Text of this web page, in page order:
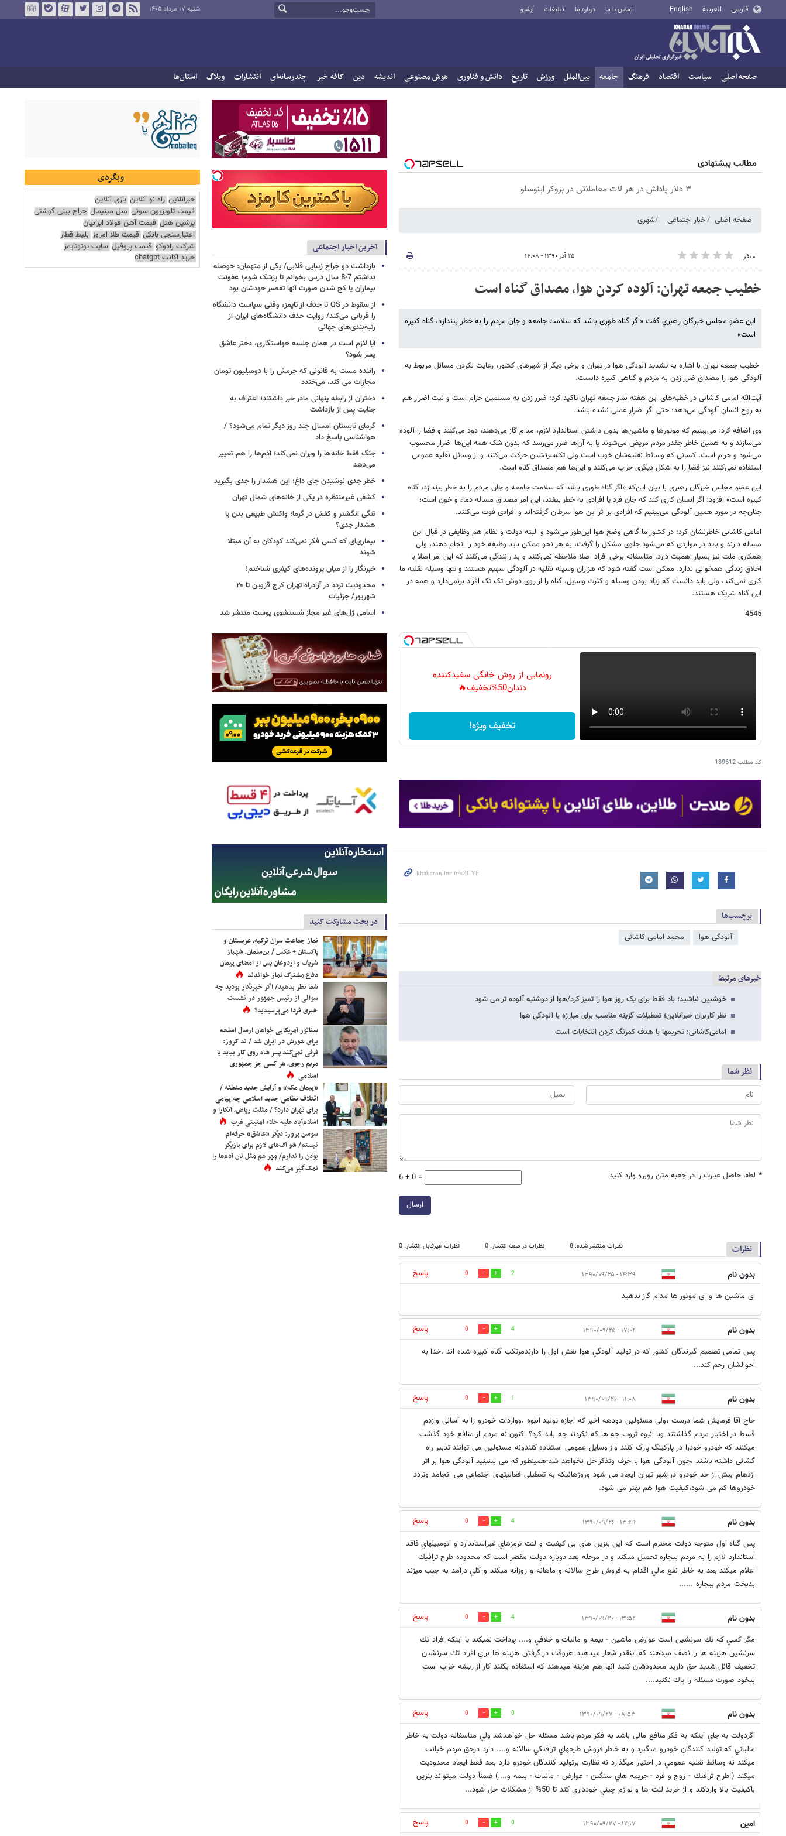
فارسی العربية English تماس با ما درباره ما تبلیغات آرشیو شنبه ۱۷ مرداد ۱۴۰۵
صفحه اصلی سیاست اقتصاد فرهنگ جامعه بین‌الملل ورزش تاریخ دانش و فناوری هوش مصنوعی اندیشه دین کافه خبر چندرسانه‌ای انتشارات وبلاگ استان‌ها
مطالب پیشنهادی
۳ دلار پاداش در هر لات معاملاتی در بروکر اینوسلو
صفحه اصلی اخبار اجتماعی شهری
۰ نفر ۲۵ آذر ۱۳۹۰ - ۱۴:۰۸
خطیب جمعه تهران: آلوده کردن هوا، مصداق گناه است
این عضو مجلس خبرگان رهبری گفت «اگر گناه طوری باشد که سلامت جامعه و جان مردم را به خطر بیندازد، گناه کبیره
است»
خطیب جمعه تهران با اشاره به تشدید آلودگی هوا در تهران و برخی دیگر از شهرهای کشور، رعایت نکردن مسائل مربوط به
آلودگی هوا را مصداق ضرر زدن به مردم و گناهی کبیره دانست.
آیت‌الله امامی کاشانی در خطبه‌های این هفته نماز جمعه تهران تاکید کرد: ضرر زدن به مسلمین حرام است و نیت اضرار هم
به روح انسان آلودگی می‌دهد؛ حتی اگر اضرار عملی نشده باشد.
وی اضافه کرد: می‌بینیم که موتورها و ماشین‌ها بدون داشتن استاندارد لازم، مدام گاز می‌دهند، دود می‌کنند و فضا را آلوده
می‌سازند و به همین خاطر چقدر مردم مریض می‌شوند یا به آن‌ها ضرر می‌رسد که بدون شک همه این‌ها اضرار محسوب
می‌شود و حرام است. کسانی که وسائط نقلیه‌شان خوب است ولی تک‌سرنشین حرکت می‌کنند و از وسائل نقلیه عمومی
استفاده نمی‌کنند نیز فضا را به شکل دیگری خراب می‌کنند و این‌ها هم مصداق گناه است.
این عضو مجلس خبرگان رهبری با بیان این‌که «اگر گناه طوری باشد که سلامت جامعه و جان مردم را به خطر بیندازد، گناه
کبیره است» افزود: اگر انسان کاری کند که جان فرد یا افرادی به خطر بیفتد، این امر مصداق مساله دماء و خون است؛
چنان‌چه در مورد همین آلودگی می‌بینیم که افرادی بر اثر این هوا سرطان گرفته‌اند و افرادی فوت می‌کنند.
امامی کاشانی خاطرنشان کرد: در کشور ما گاهی وضع هوا این‌طور می‌شود و البته دولت و نظام هم وظایفی در قبال این
مساله دارند و باید در مواردی که می‌شود جلوی مشکل را گرفت، به هر نحو ممکن باید وظیفه‌ خود را انجام دهند، ولی
همکاری ملت نیز بسیار اهمیت دارد. متاسفانه برخی افراد اصلا ملاحظه نمی‌کنند و بد رانندگی می‌کنند که این امر اصلا با
اخلاق زندگی همخوانی ندارد. ممکن است گفته شود که هزاران وسیله نقلیه در آلودگی سهیم هستند و تنها وسیله‌ نقلیه ما
کاری نمی‌کند، ولی باید دانست که زیاد بودن وسیله و کثرت وسایل، گناه را از روی دوش تک تک افراد برنمی‌دارد و همه در
این گناه شریک هستند.
4545
رونمایی از روش خانگی سفیدکننده
دندان50%تخفیف🔥
تخفیف ویژه!
کد مطلب189612
برچسب‌ها
آلودگی هوا محمد امامی کاشانی
خبرهای مرتبط
خوشبین نباشید؛ باد فقط برای یک روز هوا را تمیز کرد/هوا از دوشنبه آلوده تر می شود
نظر کاربران خبرآنلاین؛ تعطیلات گزینه مناسب برای مبارزه با آلودگی هوا
امامی‌کاشانی: تحریم​ها با هدف کمرنگ کردن انتخابات است
نظر شما
* لطفا حاصل عبارت را در جعبه متن روبرو وارد کنید 6 + 0 =
ارسال
نظرات نظرات منتشر شده: 8 نظرات در صف انتشار: 0 نظرات غیرقابل انتشار: 0
بدون نام ۱۴:۳۹ - ۱۳۹۰/۰۹/۲۵ 2
0
پاسخ
ای ماشین ها و ای موتور ها مدام گاز ندهید
بدون نام ۱۷:۰۴ - ۱۳۹۰/۰۹/۲۵ 4
0
پاسخ
پس تمامي تصميم گيرندگان کشور که در توليد آلودگي هوا نقش اول را دارندمرتکب گناه کبيره شده اند .خدا به
احوالشان رحم کند...
بدون نام ۱۱:۰۸ - ۱۳۹۰/۰۹/۲۶ 1
0
پاسخ
حاج آقا فرمایش شما درست ،ولی مسئولین دودهه اخیر که اجازه تولید انبوه ،وواردات خودرو را به آسانی وازدم
قسط در اختیار مردم گذاشتند وبا انبوه ثروت چه ها که نکردند چه باید کرد؟ اکنون نه مردم از منافع خود گذشت
میکنند که خودرو خودرا در پارکینگ پارک کنند واز وسایل عمومی استفاده کنندونه مسئولین می توانند تدبیر راه
گشائی داشته باشند ،چون آلودگی هوا با حرف وتذکر حل نخواهد شد-همینطور که می بینینید آلودگی هوا بر اثر
ازدهام بیش از حد خودرو در شهر تهران ایجاد می شود وروزهائیکه به تعطیلی فعالیتهای اجتماعی می انجامد وتردد
خودروها کم می شود،کیفیت هوا هم بهتر می شود.
بدون نام ۱۳:۴۹ - ۱۳۹۰/۰۹/۲۶ 4
0
پاسخ
پس گناه اول متوجه دولت محترم است كه اين بنزين هاي بي كيفيت و لنت ترمزهاي غيراستاندارد و اتومبيلهاي فاقد
استاندارد لازم را به مردم بيچاره تحميل ميكند و در مرحله بعد دوباره دولت مقصر است كه محدوده طرح ترافيك
اعلام ميكند بعد به خاطر نفع مالي اقدام به فروش طرح سالانه و ماهانه و روزانه ميكند و كلي درآمد به جيب ميزند
بدبخت مردم بيچاره ......
بدون نام ۱۳:۵۲ - ۱۳۹۰/۰۹/۲۶ 4
0
پاسخ
مگر كسي كه تك سرنشين است عوارض ماشين - بيمه و ماليات و خلافي و.... پرداخت نميكند يا اينكه افراد تك
سرنشين هزينه ها را نصف ميدهند كه اينقدر شعار ميدهيد هروقت در گرفتن هزينه ها براي افراد تك سرنشين
تخفيف قائل شديد حق داريد محدودشان كنيد آنها هم هزينه ميدهند كه استفاده بكنند كار از ريشه خراب است
بيخود صورت مسئله را پاك نكنيد....
بدون نام ۰۸:۵۳ - ۱۳۹۰/۰۹/۲۷ 0
0
پاسخ
اگردولت به جاي اينكه به فكر منافع مالي باشد به فكر مردم باشد مسئله حل خواهدشد ولي متاسفانه دولت به خاطر
مالياتي كه توليد كنندگان خودرو ميگيرد و به خاطر فروش طرحهاي ترافيكي سالانه و.... دارد درحق مردم خيانت
ميكند نه وسائط نقليه عمومي در اختيار ميگذارد نه نظارت برتوليد كنندگان خودرو دارد بعد فقط ايجاد محدوديت
ميكند ( طرح ترافيك - زوج و فرد - جريمه هاي سنگين - عوارض - ماليات - بيمه و....) ضمناً دولت ميتواند بنزين
باكيفيت بالا واردكند و از خريد لنت ها و لوازم چيني خودداري كند تا 50% از مشكلات حل شود...
امین ۱۲:۱۷ - ۱۳۹۰/۰۹/۲۷ 0
0 پاسخ
آخرین اخبار اجتماعی
بازداشت دو جراح زیبایی قلابی/ یکی از متهمان: حوصله
نداشتم 7-8 سال درس بخوانم تا پزشک شوم؛ عفونت
بیماران یا کج شدن صورت آنها تقصبر خودشان بود
از سقوط در QS تا حذف از تایمز، وقتی سیاست دانشگاه
را قربانی می‌کند/ روایت حذف دانشگاه‌های ایران از
رتبه‌بندی‌های جهانی
آیا لازم است در همان جلسه خواستگاری، دختر عاشق
پسر شود؟
راننده مست به قانونی که جرمش را با دومیلیون تومان
مجازات می کند، می‌خندد
دختران از رابطه پنهانی مادر خبر داشتند؛ اعتراف به
جنایت پس از بازداشت
گرمای تابستان امسال چند روز دیگر تمام می‌شود؟ /
هواشناسی پاسخ داد
جنگ فقط خانه‌ها را ویران نمی‌کند؛ آدم‌ها را هم تغییر
می‌دهد
خطر جدی نوشیدن چای داغ؛ این هشدار را جدی بگیرید
کشفی غیرمنتظره در یکی از خانه‌های شمال تهران
تنگی انگشتر و کفش در گرما؛ واکنش طبیعی بدن یا
هشدار جدی؟
بیماری‌ای که کسی فکر نمی‌کند کودکان به آن مبتلا
شوند
خبرنگار را از میان پرونده‌های کیفری شناختم!
محدودیت تردد در آزادراه تهران کرج قزوین تا ۲۰
شهریور/ جزئیات
اسامی ژل‌های غیر مجاز شستشوی پوست منتشر شد
در بحث مشارکت کنید
نماز جماعت سران ترکیه، عربستان و
پاکستان + عکس / بن‌سلمان، شهباز
شریف و اردوغان پس از امضای پیمان
دفاع مشترک نماز خواندند
شما نظر بدهید/ اگر خبرنگار بودید چه
سوالی از رئیس جمهور در نشست
خبری فردا می‌پرسیدید؟
سناتور آمریکایی خواهان ارسال اسلحه
برای شورش در ایران شد / تد کروز:
فرقی نمی‌کند پسر شاه روی کار بیاید یا
مریم رجوی، هر کسی جز جمهوری
اسلامی
«پیمان مکه» و آرایش جدید منطقه /
ائتلاف نظامی جدید اسلامی چه پیامی
برای تهران دارد؟ / مثلث ریاض، آنکارا و
اسلام‌آباد علیه خلاء امنیتی غرب
سوسن پرور: دیگر «عاشق» حرفه‌ام
نیستم/ شو آف‌های لازم برای بازیگر
بودن را ندارم/ مِهر هم مثل نان آدم‌ها را
نمک‌گیر می‌کند
وبگردی
خبرآنلاین راه نو آنلاین بازی آنلاین
قیمت تلویزیون سونی مبل مینیمال جراح بینی گوشتی
پرشین هتل قیمت آهن فولاد ایرانیان
اعتبارسنجی بانکی قیمت طلا امروز بلیط قطار
شرکت رادوکو قیمت پروفیل سایت یوتوتایمز
خرید اکانت chatgpt